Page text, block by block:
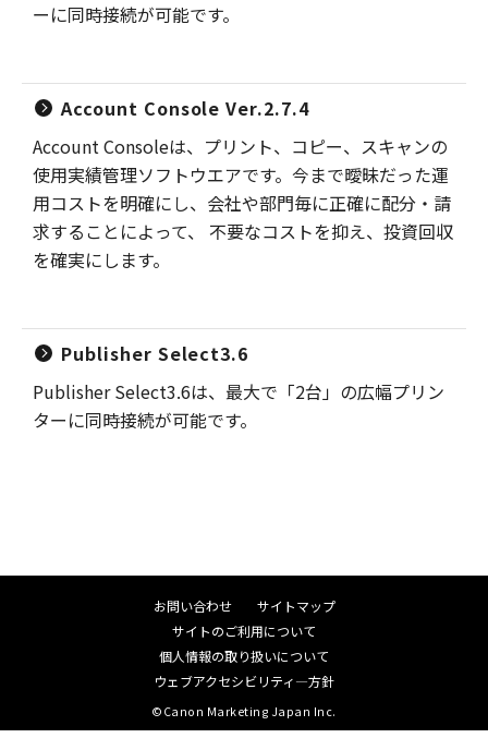
ーに同時接続が可能です。
Account Console Ver.2.7.4
Account Consoleは、プリント、コピー、スキャンの
使用実績管理ソフトウエアです。今まで曖昧だった運
用コストを明確にし、会社や部門毎に正確に配分・請
求することによって、 不要なコストを抑え、投資回収
を確実にします。
Publisher Select3.6
Publisher Select3.6は、最大で「2台」の広幅プリン
ターに同時接続が可能です。
お問い合わせ
サイトマップ
サイトのご利用について
個人情報の取り扱いについて
ウェブアクセシビリティ―方針
©Canon Marketing Japan Inc.